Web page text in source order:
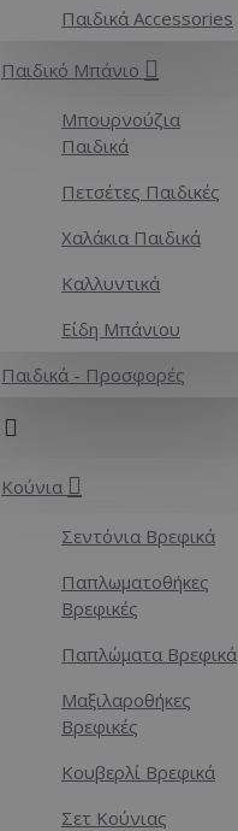
Παιδικά Accessories
Παιδικό Μπάνιο
Μπουρνούζια
Παιδικά
Πετσέτες Παιδικές
Χαλάκια Παιδικά
Καλλυντικά
Είδη Μπάνιου
Παιδικά - Προσφορές
Κούνια
Σεντόνια Βρεφικά
Παπλωματοθήκες
Βρεφικές
Παπλώματα Βρεφικά
Μαξιλαροθήκες
Βρεφικές
Κουβερλί Βρεφικά
Σετ Κούνιας